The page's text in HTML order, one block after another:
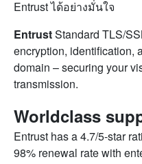
Entrust ได้อย่างมั่นใจ
EntrustStandard TLS/
encryption, identification,
domain – securing your
transmission.
Worldclass
Entrust has a 4.7/5-star
98% renewal rate with